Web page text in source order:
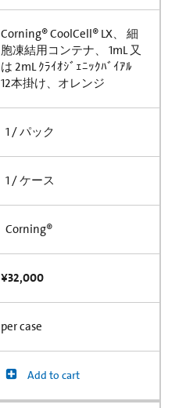
Corning® CoolCell® LX、 細
胞凍結用コンテナ、 1mL 又
は 2mL ｸﾗｲｵｼﾞｪﾆｯｸﾊﾞｲｱﾙ
12本掛け、オレンジ
1 / パック
1 / ケース
Corning®
¥32,000
per case
Add to cart